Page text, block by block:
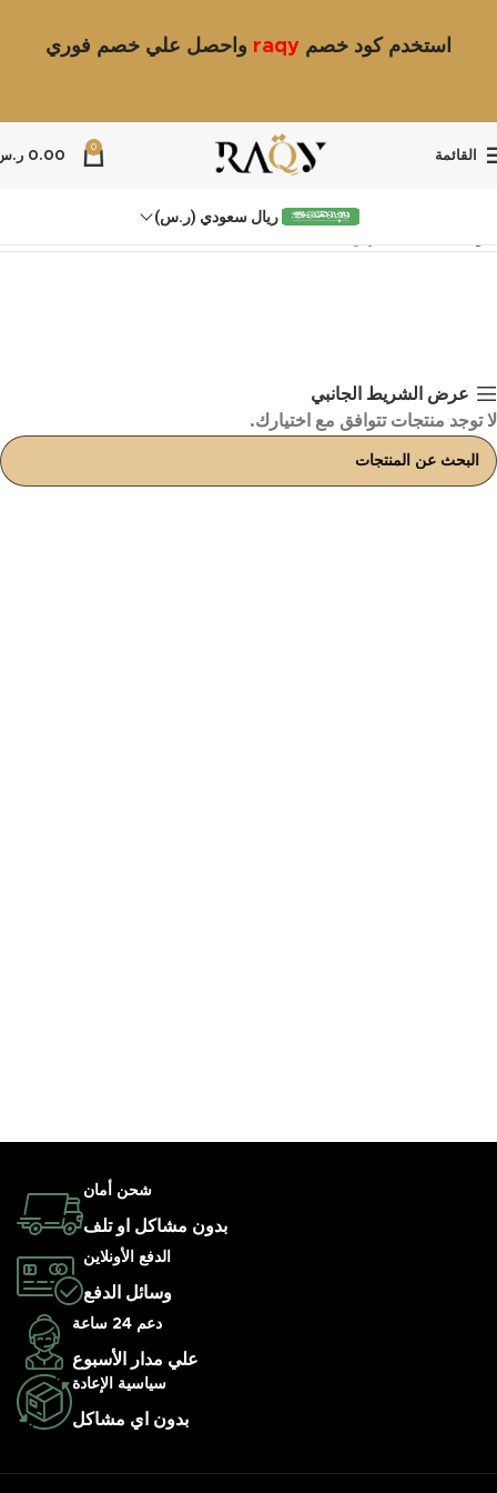
استخدم كود خصم raqy واحصل علي خصم فوري
القائمة
0
0.00
ريال سعودي (ر.س)
عرض الشريط الجانبي
لا توجد منتجات تتوافق مع اختيارك.
شحن أمان
بدون مشاكل او تلف
الدفع الأونلاين
وسائل الدفع
دعم 24 ساعة
علي مدار الأسبوع
سياسية الإعادة
بدون اي مشاكل